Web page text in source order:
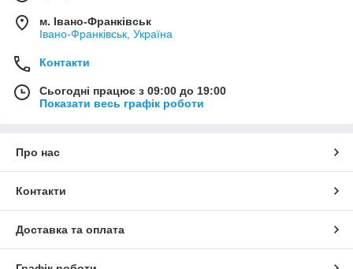
м. Івано-Франківськ
Івано-Франківськ, Україна
Контакти
Сьогодні працює з 09:00 до 19:00
Показати весь графік роботи
Про нас
Контакти
Доставка та оплата